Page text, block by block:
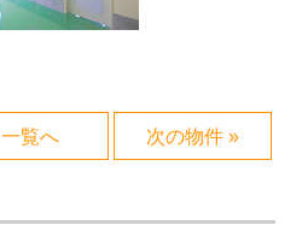
一覧へ 次の物件 »